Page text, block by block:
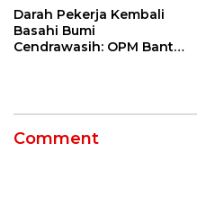
Darah Pekerja Kembali
Basahi Bumi
Cendrawasih: OPM Bantai
Comment